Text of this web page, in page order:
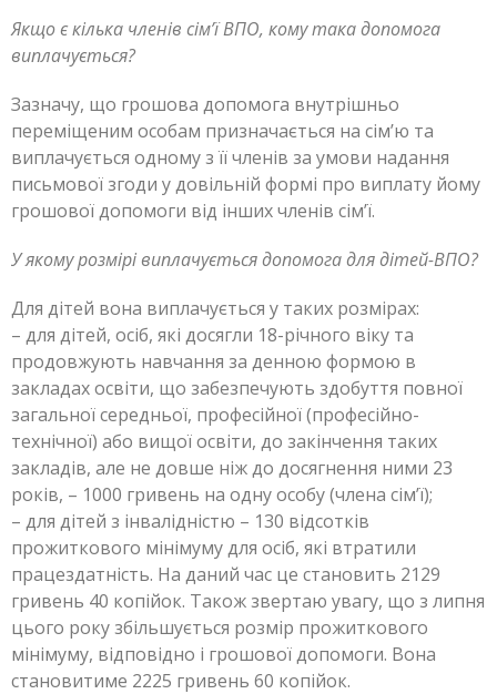
Якщо є кілька членів сім’ї ВПО, кому така допомога
виплачується?
Зазначу, що грошова допомога внутрішньо
переміщеним особам призначається на сім’ю та
виплачується одному з її членів за умови надання
письмової згоди у довільній формі про виплату йому
грошової допомоги від інших членів сім’ї.
У якому розмірі виплачується допомога для дітей-ВПО?
Для дітей вона виплачується у таких розмірах:
– для дітей, осіб, які досягли 18-річного віку та
продовжують навчання за денною формою в
закладах освіти, що забезпечують здобуття повної
загальної середньої, професійної (професійно-
технічної) або вищої освіти, до закінчення таких
закладів, але не довше ніж до досягнення ними 23
років, – 1000 гривень на одну особу (члена сім’ї);
– для дітей з інвалідністю – 130 відсотків
прожиткового мінімуму для осіб, які втратили
працездатність. На даний час це становить 2129
гривень 40 копійок. Також звертаю увагу, що з липня
цього року збільшується розмір прожиткового
мінімуму, відповідно і грошової допомоги. Вона
становитиме 2225 гривень 60 копійок.